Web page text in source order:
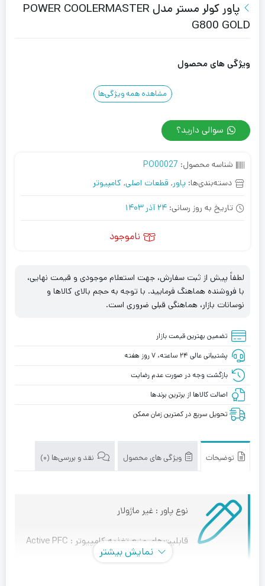
پاور کولر مستر مدل POWER COOLERMASTER
G800 GOLD
ویژگی های محصول
مشاهده همه ویژگی‌ها
سوالی دارید؟
شناسه محصول: PO00027
دسته‌بندی‌ها: پاور, قطعات اصلی, کامپیوتر
تاریخ به روز رسانی: 24 آذر 1403
ناموجود
لطفاً پیش از ثبت سفارش، جهت استعلام موجودی و قیمت نهایی،
با فروشنده هماهنگ فرمایید. با توجه به حجم بالای کالاها و
نوسانات بازار، هماهنگی قبلی ضروری است.
تضمین بهترین قیمت بازار
پشتیبانی عالی ۲۴ ساعته، ۷ روز هفته
بازگشت وجه در صورت عدم رضایت
اصالت کالاها از برترین برندها
تحویل سریع در کمترین زمان ممکن
توضیحات ویژگی های محصول نقد و بررسی‌ها (0)
نوع پاور : غیر ماژولار
قابلیت‌های منبع تغذیه کامپیوتر : Active PFC
نمایش بیشتر